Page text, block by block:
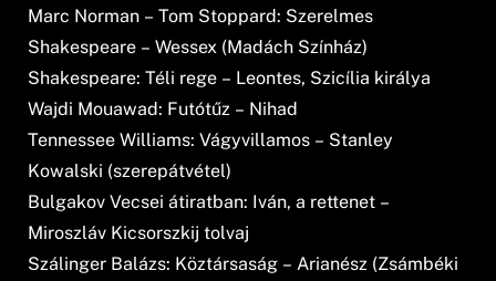
Marc Norman – Tom Stoppard: Szerelmes
Shakespeare – Wessex (Madách Színház)
Shakespeare: Téli rege – Leontes, Szicília királya
Wajdi Mouawad: Futótűz – Nihad
Tennessee Williams: Vágyvillamos – Stanley
Kowalski (szerepátvétel)
Bulgakov Vecsei átiratban: Iván, a rettenet –
Miroszláv Kicsorszkij tolvaj
Szálinger Balázs: Köztársaság – Arianész (Zsámbéki